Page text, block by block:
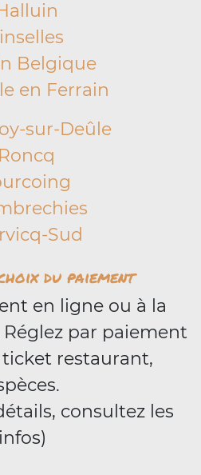
Belgique
en Ferrain
sur-Deûle
Roncq
Sud
du paiement
en ligne ou à la
Réglez par paiement
ticket restaurant,
consultez les
infos)